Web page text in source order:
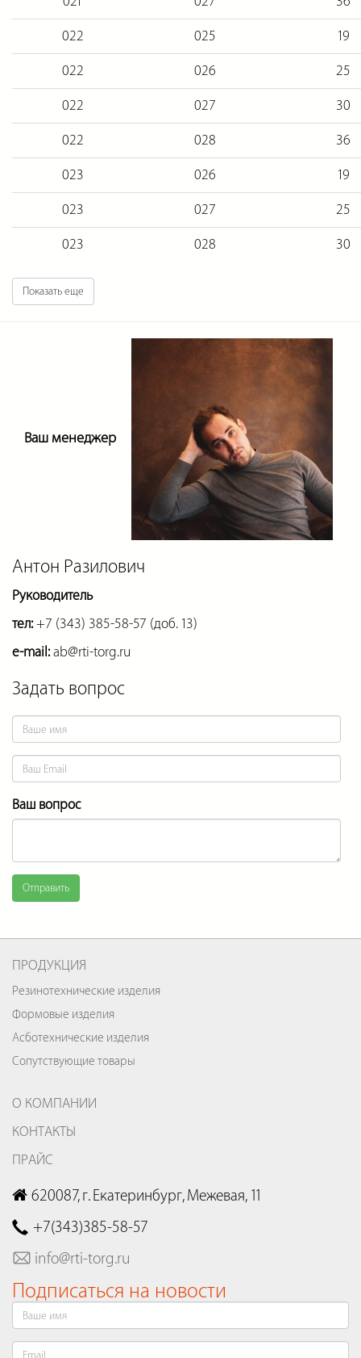
022 025 19
022 026 25
022 027 30
022 028 36
023 026 19
023 027 25
023 028 30
Показать еще
Ваш менеджер
Антон Разилович
Руководитель
тел:+7 (343) 385-58-57 (доб. 13)
e-mail:ab@rti-torg.ru
Задать вопрос
Ваш вопрос
Отправить
ПРОДУКЦИЯ
Резинотехнические изделия
Формовые изделия
Асботехнические изделия
Сопутствующие товары
О КОМПАНИИ
КОНТАКТЫ
ПРАЙС
620087, г. Екатеринбург, Межевая, 11
+7(343)385-58-57
info@rti-torg.ru
Подписаться на новости